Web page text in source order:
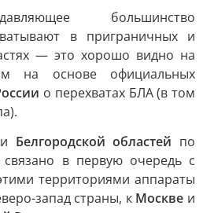
большинство
в приграничных и
— это хорошо видно на
на основе официальных
о перехватах БЛА (в том
и Белгородской областей по
в первую очередь с
территориями аппараты
запад страны, к Москве и